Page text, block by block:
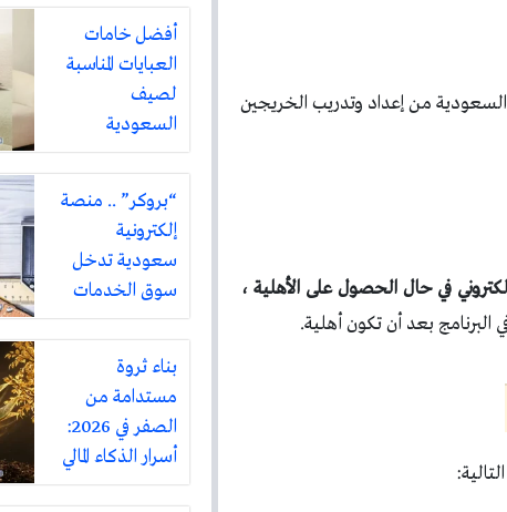
السعودية من إعداد وتدريب الخريجين
في حال الحصول على الأهلية ،
البرنامج بعد أن تكون أهلية.
أفضل خامات
العبايات المناسبة
لصيف
السعودية
“بروكر” .. منصة
إلكترونية
سعودية تدخل
سوق الخدمات
المنزلية بتغطية
ثلاثين مدينة
بناء ثروة
مستدامة من
الصفر في 2026:
أسرار الذكاء المالي
على طريقة